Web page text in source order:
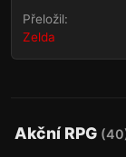
Přeložil:
Zelda
Akční RPG (40